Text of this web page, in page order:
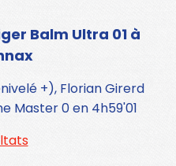
Balm Ultra 01 à
+), Florian Girerd
Master 0 en 4h59'01